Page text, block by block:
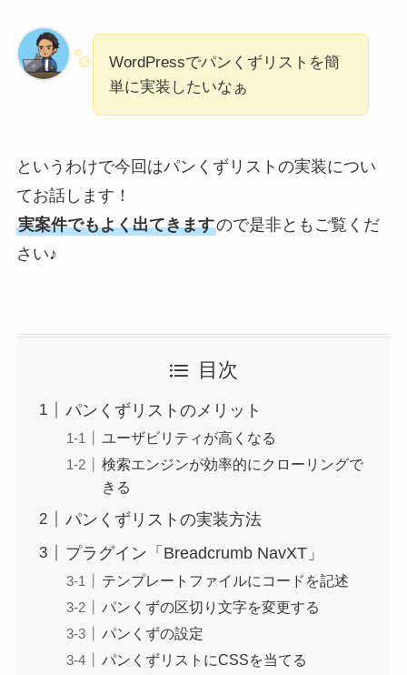
WordPressでパンくずリストを簡
単に実装したいなぁ
というわけで今回はパンくずリストの実装につい
てお話します！
実案件でもよく出てきますので是非ともご覧くだ
さい♪
目次
パンくずリストのメリット
ユーザビリティが高くなる
検索エンジンが効率的にクローリングで
きる
パンくずリストの実装方法
プラグイン「Breadcrumb NavXT」
テンプレートファイルにコードを記述
パンくずの区切り文字を変更する
パンくずの設定
パンくずリストにCSSを当てる